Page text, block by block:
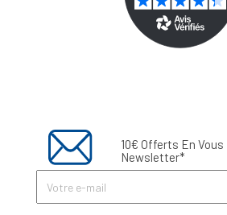
10€ Offerts En
Newsletter*